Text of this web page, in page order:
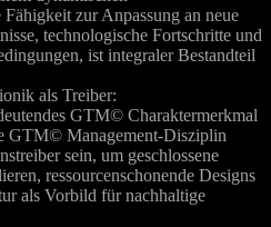
zur Anpassung an neue
technologische Fortschritte und
ist integraler Bestandteil
als Treiber:
GTM© Charaktermerkmal
GTM© Management-Disziplin
sein, um geschlossene
ressourcenschonende Designs
als Vorbild für nachhaltige